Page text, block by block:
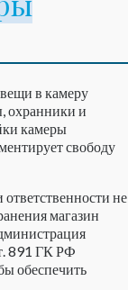
в камеру
охранники и
камеры
свободу
не
магазин
891 ГК РФ
обеспечить